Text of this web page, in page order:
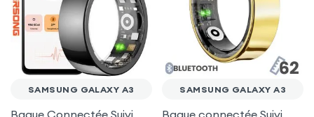
SAMSUNG GALAXY A3
Bague Connectée Suivi
SAMSUNG GALAXY A3
Bague connectée Suivi